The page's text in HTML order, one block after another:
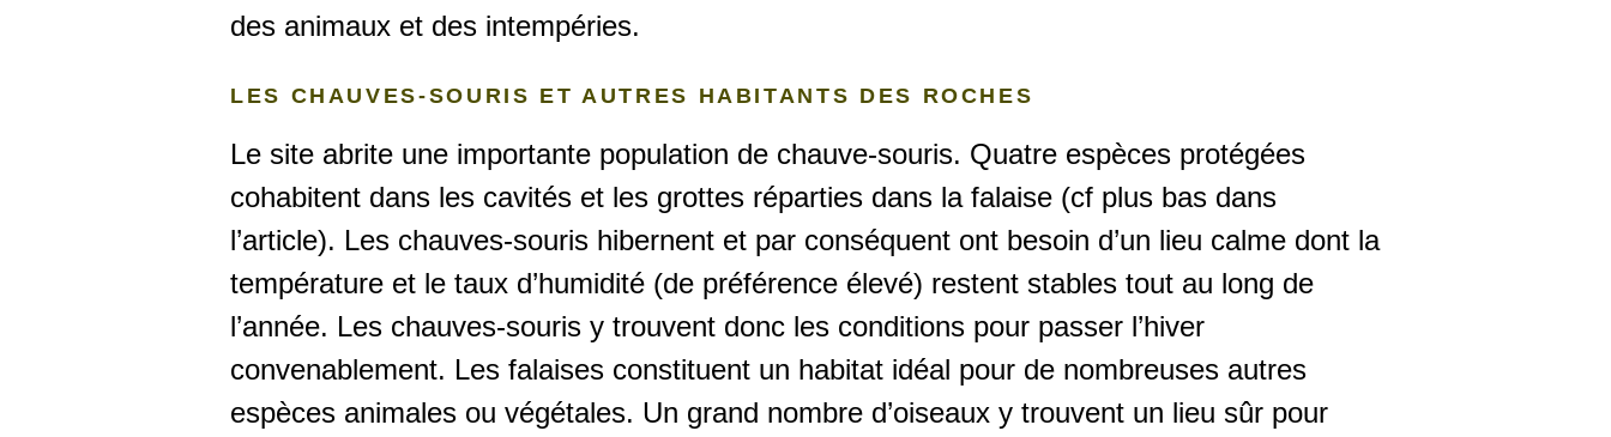
des animaux et des intempéries.
LES CHAUVES-SOURIS ET AUTRES HABITANTS DES ROCHES
Le site abrite une importante population de chauve-souris. Quatre espèces protégées
cohabitent dans les cavités et les grottes réparties dans la falaise (cf plus bas dans
l’article). Les chauves-souris hibernent et par conséquent ont besoin d’un lieu calme dont la
température et le taux d’humidité (de préférence élevé) restent stables tout au long de
l’année. Les chauves-souris y trouvent donc les conditions pour passer l’hiver
convenablement. Les falaises constituent un habitat idéal pour de nombreuses autres
espèces animales ou végétales. Un grand nombre d’oiseaux y trouvent un lieu sûr pour